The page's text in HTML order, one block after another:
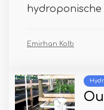
hydroponische
Emirhan Kolb